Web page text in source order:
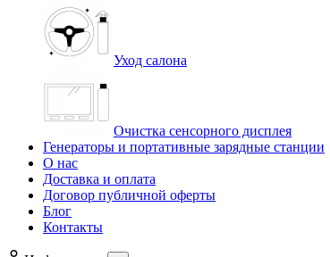
Уход салона
Очистка сенсорного дисплея
Генераторы и портативные зарядные станции
О нас
Доставка и оплата
Договор публичной оферты
Блог
Контакты